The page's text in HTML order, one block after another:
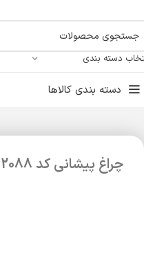
دسته بندی
دسته بندی کالاها
چراغ پیشانی کد 2088 CY